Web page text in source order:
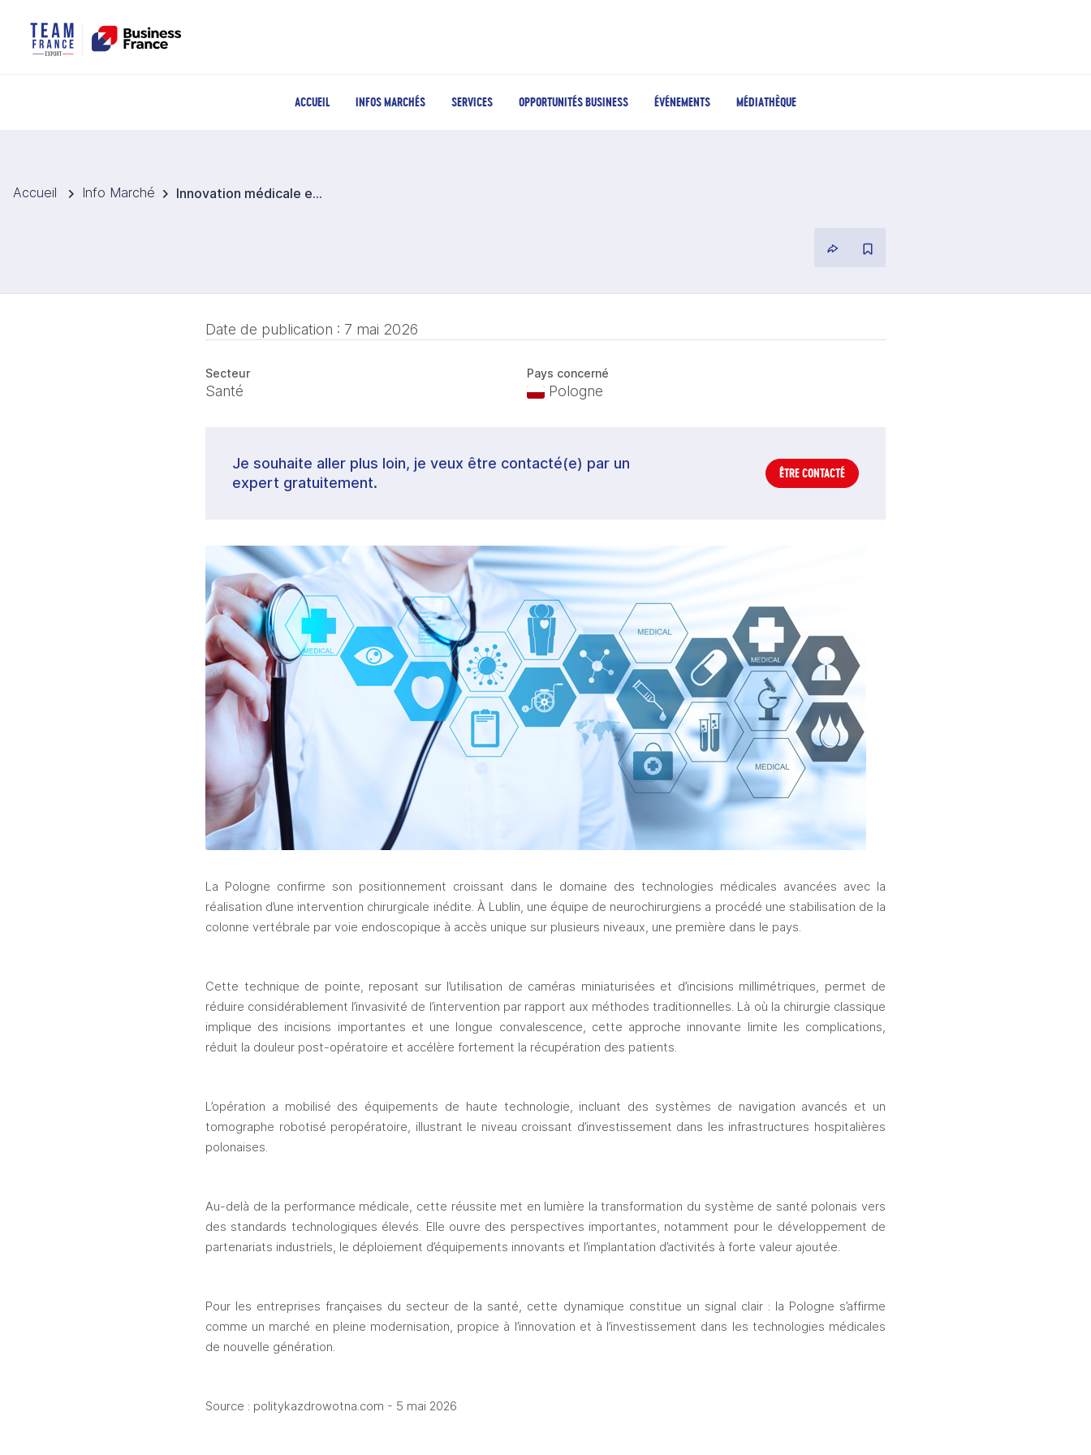
ACCUEIL INFOS MARCHÉS SERVICES OPPORTUNITÉS BUSINESS ÉVÉNEMENTS MÉDIATHÈQUE
Accueil Info Marché Innovation médicale en Pologne : une première chirurgicale à fort potentiel
Date de publication : 7 mai 2026
Secteur
Santé
Pays concerné
Pologne
Je souhaite aller plus loin, je veux être contacté(e) par un
expert gratuitement.
ÊTRE CONTACTÉ
La Pologne confirme son positionnement croissant dans le domaine des technologies médicales avancées avec la
réalisation d’une intervention chirurgicale inédite. À Lublin, une équipe de neurochirurgiens a procédé une stabilisation de la
colonne vertébrale par voie endoscopique à accès unique sur plusieurs niveaux, une première dans le pays.
Cette technique de pointe, reposant sur l’utilisation de caméras miniaturisées et d’incisions millimétriques, permet de
réduire considérablement l’invasivité de l’intervention par rapport aux méthodes traditionnelles. Là où la chirurgie classique
implique des incisions importantes et une longue convalescence, cette approche innovante limite les complications,
réduit la douleur post-opératoire et accélère fortement la récupération des patients.
L’opération a mobilisé des équipements de haute technologie, incluant des systèmes de navigation avancés et un
tomographe robotisé peropératoire, illustrant le niveau croissant d’investissement dans les infrastructures hospitalières
polonaises.
Au-delà de la performance médicale, cette réussite met en lumière la transformation du système de santé polonais vers
des standards technologiques élevés. Elle ouvre des perspectives importantes, notamment pour le développement de
partenariats industriels, le déploiement d’équipements innovants et l’implantation d’activités à forte valeur ajoutée.
Pour les entreprises françaises du secteur de la santé, cette dynamique constitue un signal clair : la Pologne s’affirme
comme un marché en pleine modernisation, propice à l’innovation et à l’investissement dans les technologies médicales
de nouvelle génération.
Source : politykazdrowotna.com - 5 mai 2026